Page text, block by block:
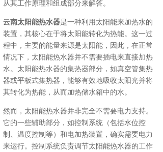
从其工作原理和组成部分来解答。
云南太阳能热水器是一种利用太阳能来加热水的
装置，其核心在于将太阳能转化为热能。这一过
程中，主要的能量来源是太阳能，因此，在正常
情况下，太阳能热水器并不需要插电来直接加热
水。太阳能热水器的集热器部分，如真空管集热
器或平板式集热器，能够有效地吸收太阳光并将
其转化为热能，从而加热储水箱中的水。
然而，太阳能热水器并非完全不需要电力支持。
它的一些辅助部分，如控制系统（包括水位控
制、温度控制等）和电加热装置，确实需要电力
来运行。控制系统负责调节太阳能热水器的工作